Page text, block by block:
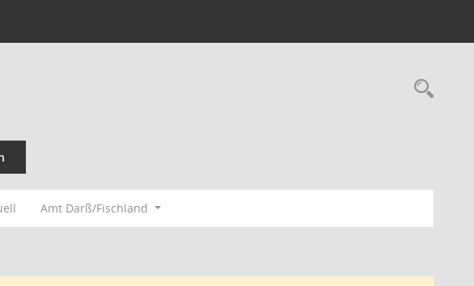
Amt Darß/Fischland